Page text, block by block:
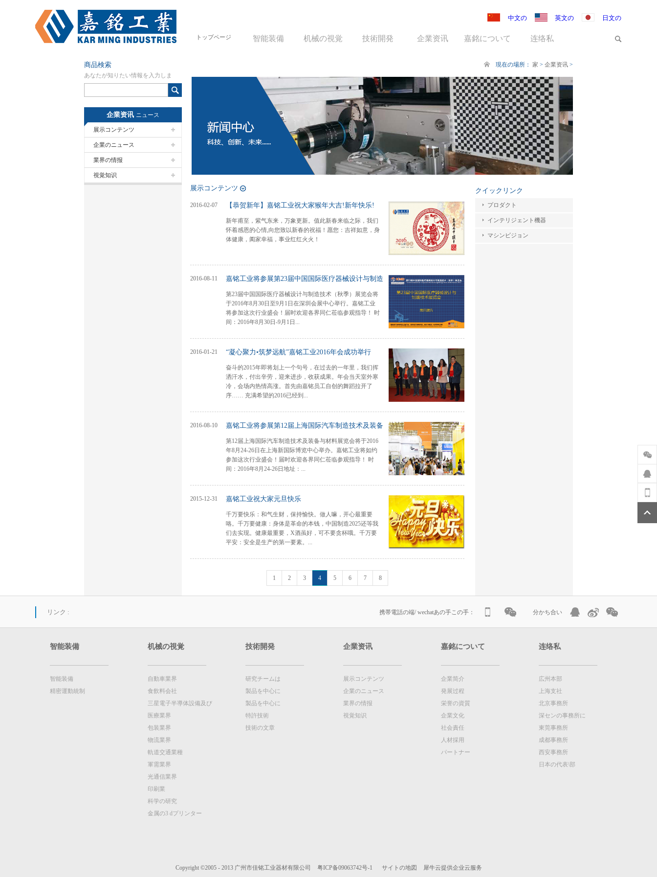
中文の 英文の 日文の
トップページ 智能装備 机械の視覚 技術開発 企業资讯 嘉銘について 连络私
商品検索
あなたが知りたい情報を入力しま
す。
企業资讯 ニュース
展示コンテンツ
企業のニュース
業界の情报
視覚知识
現在の場所： 家 > 企業资讯 >
クイックリンク
プロダクト
インテリジェント機器
マシンビジョン
展示コンテンツ
2016-02-07 【恭贺新年】嘉铭工业祝大家猴年大吉!新年快乐!
新年甫至，紫气东来，万象更新。值此新春来临之际，我们
怀着感恩的心情,向您致以新春的祝福！愿您：吉祥如意，身
体健康，阖家幸福，事业红红火火！
2016-08-11 嘉铭工业将参展第23届中国国际医疗器械设计与制造
技术（秋季）展览会
第23届中国国际医疗器械设计与制造技术（秋季）展览会将
于2016年8月30日至9月1日在深圳会展中心举行。嘉铭工业
将参加这次行业盛会！届时欢迎各界同仁莅临参观指导！ 时
间：2016年8月30日-9月1日...
地点：深圳会展中心地址：深圳市福田中心区福华三路
2016-01-21 “凝心聚力•筑梦远航”嘉铭工业2016年会成功举行
奋斗的2015年即将划上一个句号，在过去的一年里，我们挥
洒汗水，付出辛劳，迎来进步，收获成果。年会当天室外寒
冷，会场内热情高涨。首先由嘉铭员工自创的舞蹈拉开了
序…… 充满希望的2016已经到...
来，时光的车轮又留下了一道深深的印痕。在过去的2015
以下为2015年嘉铭工业企业之星、优秀员工、最佳团队等颁
奖： 今后，我们将满怀激情，坚守我们的责任，张开腾飞的
翅膀，向着更高的目标飞翔！
2016-08-10 嘉铭工业将参展第12届上海国际汽车制造技术及装备
与材料展览会
第12届上海国际汽车制造技术及装备与材料展览会将于2016
年8月24-26日在上海新国际博览中心举办。嘉铭工业将如约
参加这次行业盛会！届时欢迎各界同仁莅临参观指导！ 时
间：2016年8月24-26日地址：...
上海新国际博览中心展位：E4-C14
2015-12-31 嘉铭工业祝大家元旦快乐
千万要快乐：和气生财，保持愉快。做人嘛，开心最重要
咯。千万要健康：身体是革命的本钱，中国制造2025还等我
们去实现。健康最重要，X酒虽好，可不要贪杯哦。千万要
平安：安全是生产的第一要素。...
嘉铭工业机器视觉、自动化生产线给你解决后顾之忧。千万
要进步：机器人代替人工，大大提高了生产效率。最后，千
上祝福：元旦快乐，顺祝商祺。
1 2 3 4 5 6 7 8
リンク : 携帯電話の端/ wechatあの手この手： 分かち合い
智能装備
智能装備
精密運動統制
机械の視覚
自動車業界
食飲料会社
三星電子半導体設備及び
医療業界
包装業界
物流業界
軌道交通業種
軍需業界
光通信業界
印刷業
科学の研究
金属の3 dプリンター
技術開発
研究チームは
製品を中心に
製品を中心に
特許技術
技術の文章
企業资讯
展示コンテンツ
企業のニュース
業界の情报
視覚知识
嘉銘について
企業简介
発展过程
栄誉の資質
企業文化
社会責任
人材採用
パートナー
连络私
広州本部
上海支社
北京事務所
深センの事務所に
東莞事務所
成都事務所
西安事務所
日本の代表\部
Copyright ©2005 - 2013 广州市佳铭工业器材有限公司 粤ICP备09063742号-1 サイトの地図 犀牛云提供企业云服务